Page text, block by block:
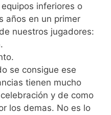
inferiores o
años en un primer
nuestros jugadores:
se consigue ese
tienen mucho
y de como
los demas. No es lo